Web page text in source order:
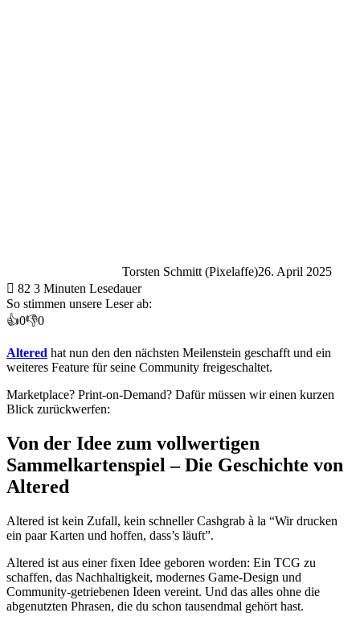
Torsten Schmitt (Pixelaffe)26. April 2025
82 3 Minuten Lesedauer
So stimmen unsere Leser ab:
👍0👎0
Altered hat nun den den nächsten Meilenstein geschafft und ein
weiteres Feature für seine Community freigeschaltet.
Marketplace? Print-on-Demand? Dafür müssen wir einen kurzen
Blick zurückwerfen:
Von der Idee zum vollwertigen
Sammelkartenspiel – Die Geschichte von
Altered
Altered ist kein Zufall, kein schneller Cashgrab à la “Wir drucken
ein paar Karten und hoffen, dass’s läuft”.
Altered ist aus einer fixen Idee geboren worden: Ein TCG zu
schaffen, das Nachhaltigkeit, modernes Game-Design und
Community-getriebenen Ideen vereint. Und das alles ohne die
abgenutzten Phrasen, die du schon tausendmal gehört hast.